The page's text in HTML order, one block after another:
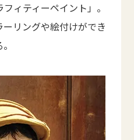
ィティーペイント」。
リングや絵付けができ